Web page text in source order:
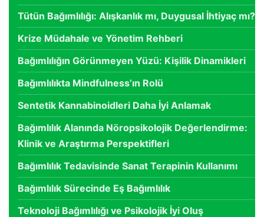
Tütün Bağımlılığı: Alışkanlık mı, Duygusal İhtiyaç mı?
Krize Müdahale ve Yönetim Rehberi
Bağımlılığın Görünmeyen Yüzü: Kişilik Dinamikleri
Bağımlılıkta Mindfulness’ın Rolü
Sentetik Kannabinoidleri Daha İyi Anlamak
Bağımlılık Alanında Nöropsikolojik Değerlendirme:
Klinik ve Araştırma Perspektifleri
Bağımlılık Tedavisinde Sanat Terapinin Kullanımı
Bağımlılık Sürecinde Eş Bağımlılık
Teknoloji Bağımlılığı ve Psikolojik İyi Oluş